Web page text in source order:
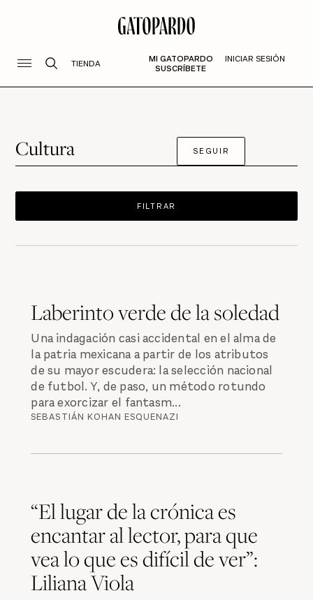
TIENDA
MI GATOPARDO
SUSCRÍBETE
INICIAR SESIÓN
Cultura SEGUIR
FILTRAR
Laberinto verde de la soledad
Una indagación casi accidental en el alma de
la patria mexicana a partir de los atributos
de su mayor escudera: la selección nacional
de futbol. Y, de paso, un método rotundo
para exorcizar el fantasm...
SEBASTIÁN KOHAN ESQUENAZI
“El lugar de la crónica es
encantar al lector, para que
vea lo que es difícil de ver”:
Liliana Viola